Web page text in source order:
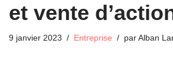
et vente
9 janvier 2023 Entreprise par Alban